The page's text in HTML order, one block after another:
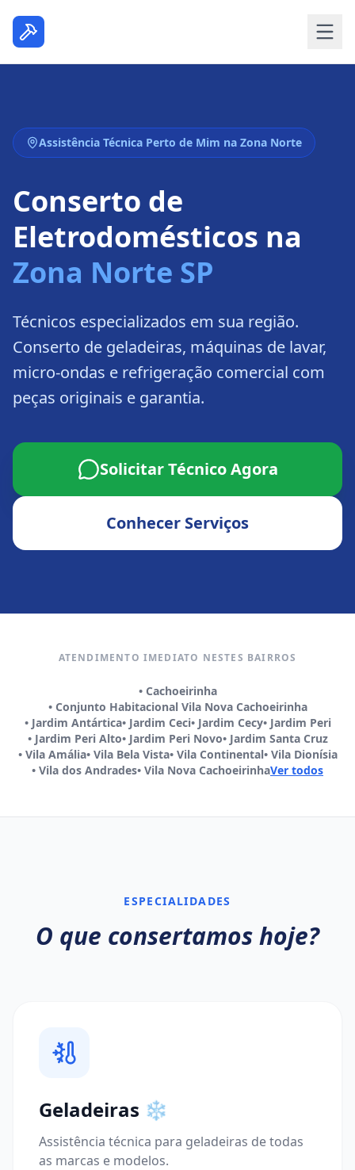
Assistência Técnica Perto de Mim na Zona Norte
Conserto de
Eletrodomésticos na
Zona Norte SP
Técnicos especializados em sua região.
Conserto de geladeiras, máquinas de lavar,
micro-ondas e refrigeração comercial com
peças originais e garantia.
Solicitar Técnico Agora
Conhecer Serviços
ATENDIMENTO IMEDIATO NESTES BAIRROS
• Cachoeirinha
• Conjunto Habitacional Vila Nova Cachoeirinha
• Jardim Antártica• Jardim Ceci• Jardim Cecy• Jardim Peri
• Jardim Peri Alto• Jardim Peri Novo• Jardim Santa Cruz
• Vila Amália• Vila Bela Vista• Vila Continental• Vila Dionísia
• Vila dos Andrades• Vila Nova CachoeirinhaVer todos
ESPECIALIDADES
O que consertamos hoje?
Geladeiras ❄️
Assistência técnica para geladeiras de todas
as marcas e modelos.